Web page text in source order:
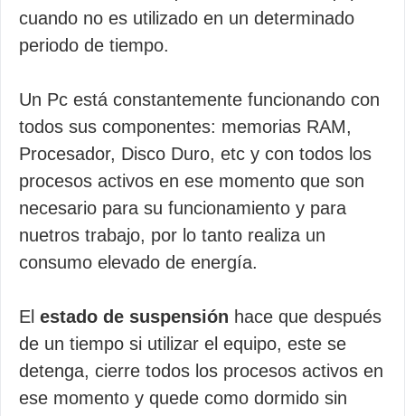
cuando no es utilizado en un determinado
periodo de tiempo.
Un Pc está constantemente funcionando con
todos sus componentes: memorias RAM,
Procesador, Disco Duro, etc y con todos los
procesos activos en ese momento que son
necesario para su funcionamiento y para
nuetros trabajo, por lo tanto realiza un
consumo elevado de energía.
El estado de suspensión hace que después
de un tiempo si utilizar el equipo, este se
detenga, cierre todos los procesos activos en
ese momento y quede como dormido sin